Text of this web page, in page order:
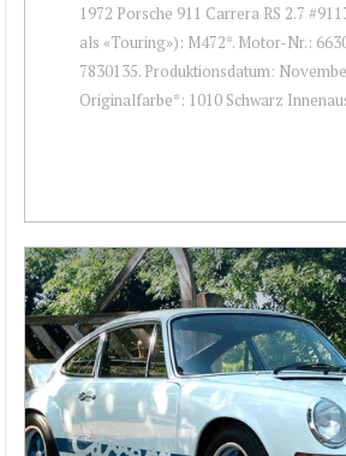
1972 Porsche 911 Carrera RS 2.7
als «Touring»): M472*. Motor-Nr.:
7830135. Produktionsdatum:
Originalfarbe*: 1010 Schwarz